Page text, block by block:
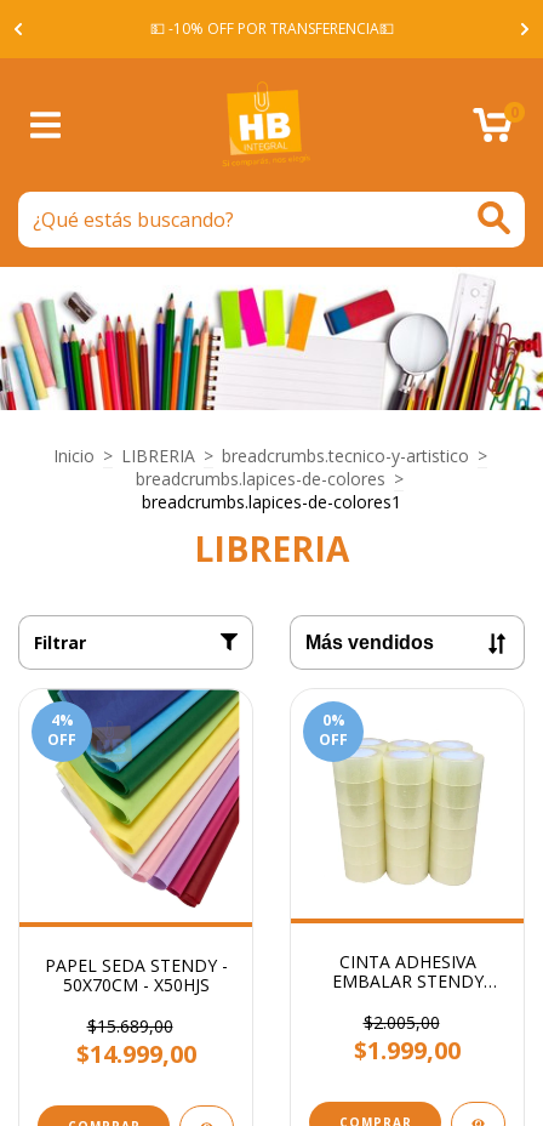
💵 -10% OFF POR TRANSFERENCIA💵
0
Inicio > LIBRERIA > breadcrumbs.tecnico-y-artistico >
breadcrumbs.lapices-de-colores >
breadcrumbs.lapices-de-colores1
LIBRERIA
Filtrar
4%
OFF
PAPEL SEDA STENDY -
50X70CM - X50HJS
$15.689,00
$14.999,00
0%
OFF
CINTA ADHESIVA
EMBALAR STENDY
$2.005,00
$1.999,00
COMPRAR